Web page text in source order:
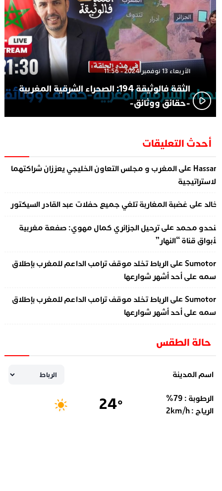
الأربعاء 13 نوفمبر 2024 - 11:56
الثقة فالوثيقة 194: الصحراء الشرقية المغربية
-حقائق ووثائق-
أحدث التعليقات
علىالمغرب و مجلس التعاون الخليجي يعززان شراكتهما
علىغضبة المغاربة تلغي جميع حفلات عبد القادر السيكتور
محمدعلىترحيل الجزائري كمال مهوي: صفعة مغربية
قناة “النهار”
علىالرباط تخلد موقف ترامب الداعم للمغرب بإطلاق
على أحد أشهر شوارعها
علىالرباط تخلد موقف ترامب الداعم للمغرب بإطلاق
على أحد أشهر شوارعها
حالة الطقس
اسم المدينة
الرطوبة : 79
%
الرياح :
2km/h
24